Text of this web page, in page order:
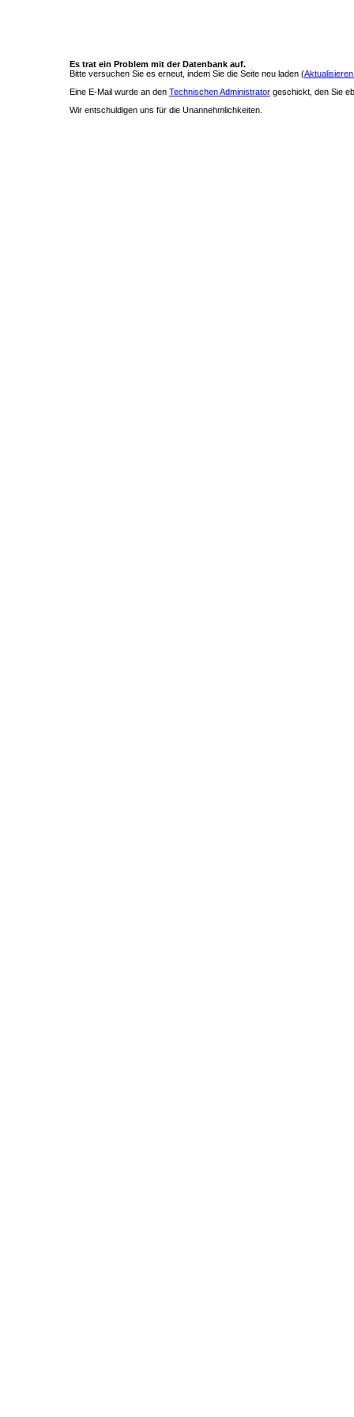
Es trat ein Problem mit der Datenbank auf.
Bitte versuchen Sie es erneut, indem Sie die Seite neu laden (
Eine E-Mail wurde an den Technischen Administrator geschickt, den Sie
Wir entschuldigen uns für die Unannehmlichkeiten.